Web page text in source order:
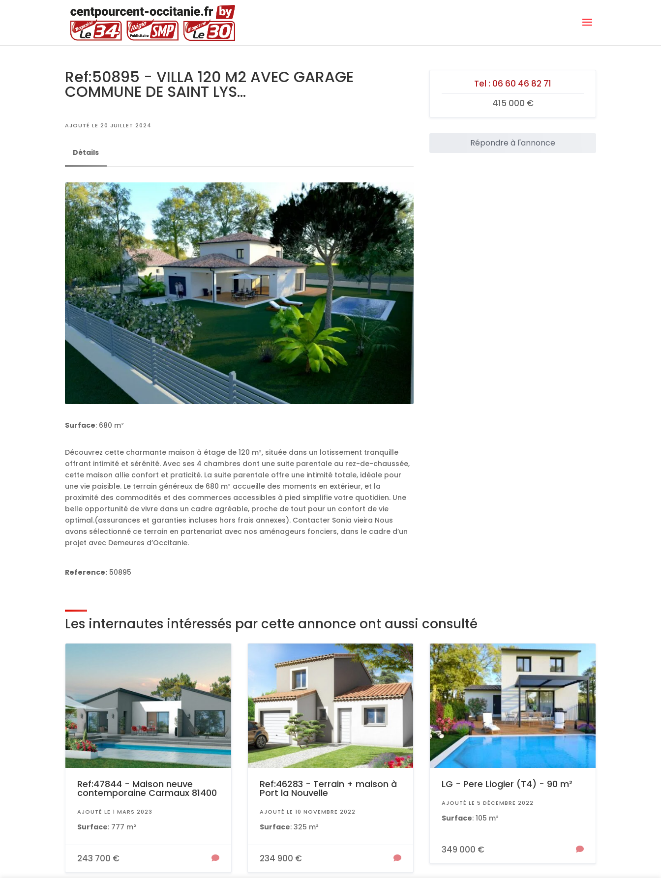
Ref:50895 - VILLA 120 M2 AVEC GARAGE
COMMUNE DE SAINT LYS...
AJOUTÉ LE 20 JUILLET 2024
Détails
Surface: 680 m²
Découvrez cette charmante maison à étage de 120 m², située dans un lotissement tranquille
offrant intimité et sérénité. Avec ses 4 chambres dont une suite parentale au rez-de-chaussée,
cette maison allie confort et praticité. La suite parentale offre une intimité totale, idéale pour
une vie paisible. Le terrain généreux de 680 m² accueille des moments en extérieur, et la
proximité des commodités et des commerces accessibles à pied simplifie votre quotidien. Une
belle opportunité de vivre dans un cadre agréable, proche de tout pour un confort de vie
optimal.(assurances et garanties incluses hors frais annexes). Contacter Sonia vieira Nous
avons sélectionné ce terrain en partenariat avec nos aménageurs fonciers, dans le cadre d’un
projet avec Demeures d’Occitanie.
Reference: 50895
Tel : 06 60 46 82 71
415 000 €
Répondre à l'annonce
Les internautes intéressés par cette annonce ont aussi consulté
Ref:47844 - Maison neuve
contemporaine Carmaux 81400
AJOUTÉ LE 1 MARS 2023
Surface: 777 m²
243 700 €
Ref:46283 - Terrain + maison à
Port la Nouvelle
AJOUTÉ LE 10 NOVEMBRE 2022
Surface: 325 m²
234 900 €
LG - Pere Liogier (T4) - 90 m²
AJOUTÉ LE 5 DÉCEMBRE 2022
Surface: 105 m²
349 000 €